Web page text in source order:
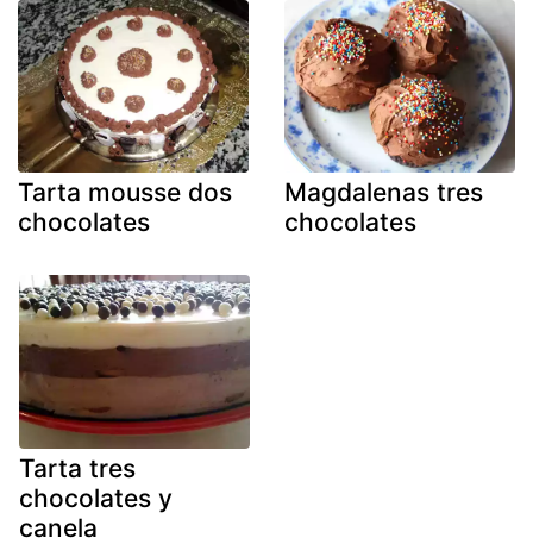
Tarta mousse dos
chocolates
Magdalenas tres
chocolates
Tarta tres
chocolates y
canela